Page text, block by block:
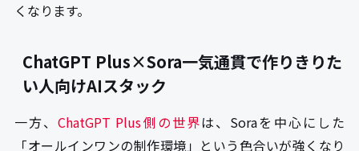
くなります。
ChatGPT Plus×Sora一気通貫で作りきりた
い人向けAIスタック
一方、ChatGPT Plus側の世界は、Soraを中心にした
「オールインワンの制作環境」という色合いが強くなり